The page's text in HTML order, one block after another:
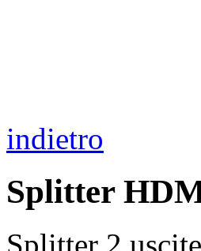
indietro
Splitter